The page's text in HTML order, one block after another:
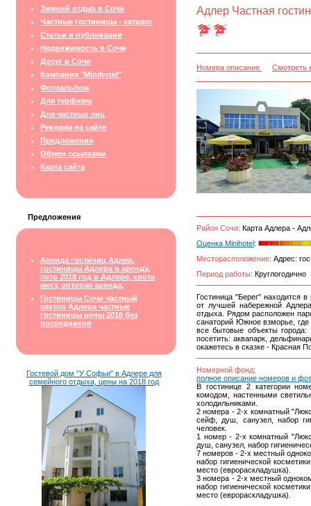
Зимний отдых в Сочи
Частные гостиницы - каталог
Статьи и публикации
Недвижимость в Сочи
Досуг в Сочи
Компания "Minihotel"
Фотоальбом
Для турфирм
Для частных лиц
Реклама на сайте
Предложения
Обмен ссылками
Карта сайта
Предложения
Аренда гостиниц Адлер,
гостиницы Адлера в аренду,
лето 2018 год в Адлере, квота
мест, оптовая аренда,
Гостиницы Сочи частный
сектор Адлера частные
гостиницы цены 2018 без
посредников
Гостевой дом "У Софьи" в Адлере для
семейного отдыха, цены на 2018 год
Адлер Частная
Номера описание Смотреть
Район Сочи: Карта Адлера -
Оценка Minihotel:
Месторасположение: Адрес:
Период работы: Круглогодично
Гостиница "Берег" находится
от лучшей набережной
отдыха. Рядом расположен
санаторий Южное взморье,
все бытовые объекты
посетить: аквапарк,
окажетесь в сказке - Красная
Номерной фонд:
полное описание номеров и
В гостинице 2 категории
комодом, настенными
холодильниками.
2 номера - 2-х комнатный
сейф, душ, санузел, набор
человек.
1 номер - 2-х комнатный
душ, санузел, набор
7 номеров - 2-х местный
набор гигиенической
место (еврораскладушка).
3 номера - 2-х местный
набор гигиенической
место (еврораскладушка).